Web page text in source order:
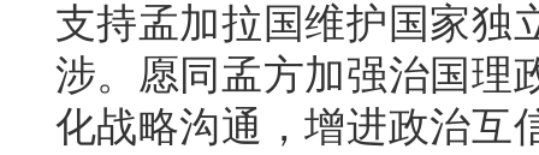
支持孟加拉国维护国家独
涉。愿同孟方加强治国理
化战略沟通，增进政治互